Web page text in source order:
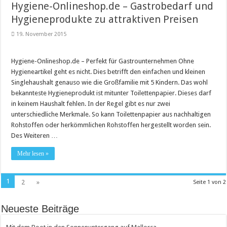
Hygiene-Onlineshop.de – Gastrobedarf und
Hygieneprodukte zu attraktiven Preisen
19. November 2015
Hygiene-Onlineshop.de – Perfekt für Gastrounternehmen Ohne
Hygieneartikel geht es nicht. Dies betrifft den einfachen und kleinen
Singlehaushalt genauso wie die Großfamilie mit 5 Kindern. Das wohl
bekannteste Hygieneprodukt ist mitunter Toilettenpapier. Dieses darf
in keinem Haushalt fehlen. In der Regel gibt es nur zwei
unterschiedliche Merkmale. So kann Toilettenpapier aus nachhaltigen
Rohstoffen oder herkömmlichen Rohstoffen hergestellt worden sein.
Des Weiteren …
Mehr lesen »
Seite 1 von 2
1 2 »
Neueste Beiträge